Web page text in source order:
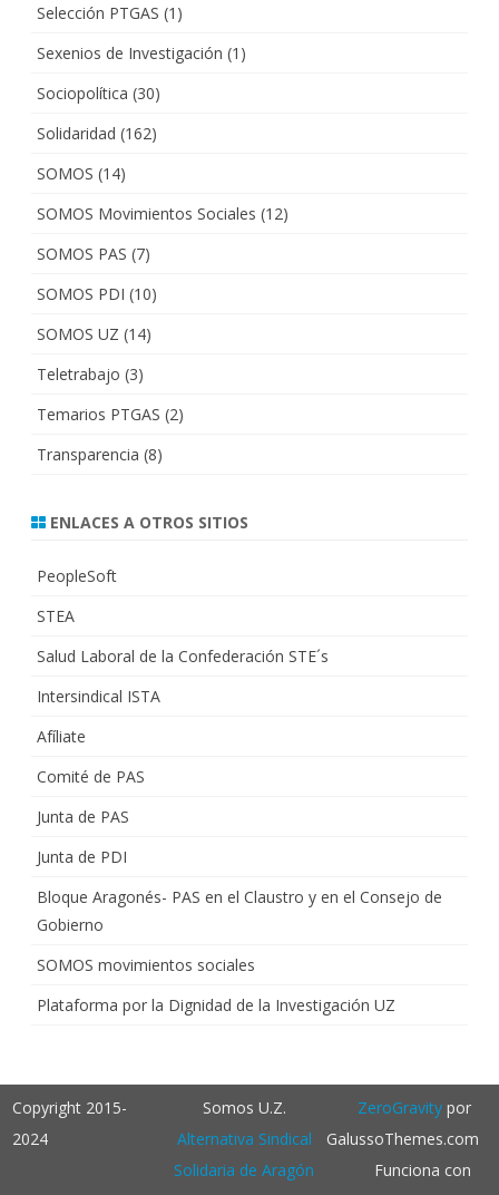
Selección PTGAS (1)
Sexenios de Investigación (1)
Sociopolítica (30)
Solidaridad (162)
SOMOS (14)
SOMOS Movimientos Sociales (12)
SOMOS PAS (7)
SOMOS PDI (10)
SOMOS UZ (14)
Teletrabajo (3)
Temarios PTGAS (2)
Transparencia (8)
ENLACES A OTROS SITIOS
PeopleSoft
STEA
Salud Laboral de la Confederación STE´s
Intersindical ISTA
Afíliate
Comité de PAS
Junta de PAS
Junta de PDI
Bloque Aragonés- PAS en el Claustro y en el Consejo de
Gobierno
SOMOS movimientos sociales
Plataforma por la Dignidad de la Investigación UZ
Copyright 2015-
2024
Somos U.Z.
Alternativa Sindical
Solidaria de Aragón
ZeroGravitypor
GalussoThemes.com
Funciona con